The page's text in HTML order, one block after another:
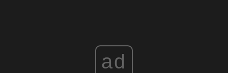
ad